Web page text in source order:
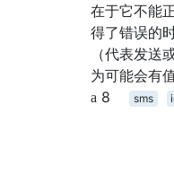
在于它不能
得了错误的
（代表发送
为可能会有
8
sms